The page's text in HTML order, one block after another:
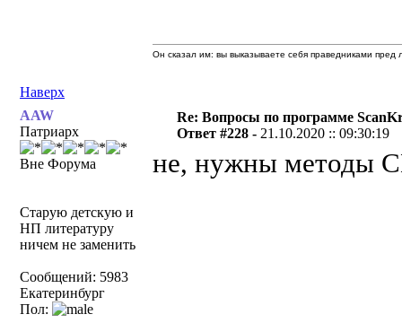
Наверх
Он сказал им: вы выказываете себя праведниками
AAW
Патриарх
Вне Форума
Старую детскую и
НП литературу
ничем не заменить
Сообщений: 5983
Екатеринбург
Пол:
Re: Вопросы по программе
Ответ #228 - 21.10.2020 :: 09:30:19
не, нужны методы